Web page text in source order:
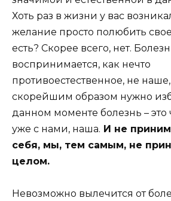
Хоть раз в жизни у вас
желание просто полюбить
есть? Скорее всего, нет.
воспринимается, как нечто
противоестественное, не наше,
скорейшим образом нужно
данном моменте болезнь – это
уже с нами, наша. И не
себя, мы, тем самым, не
целом.
Невозможно вылечится от